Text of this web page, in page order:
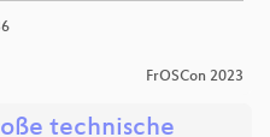
FrOSCon 2023
technische